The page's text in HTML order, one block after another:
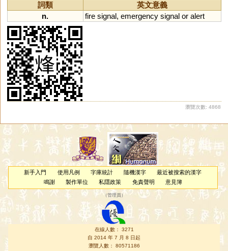
詞類
英文意義
n.
fire signal, emergency signal or alert
瀏覽次數: 4868
新手入門 使用凡例 字庫統計 隨機漢字
最近被搜索的漢字
鳴謝
製作單位 私隱政策 免責聲明 意見簿
（管理員 ）
在線人數： 3271
自 2014 年 7 月 8 日起
瀏覽人數： 80571186